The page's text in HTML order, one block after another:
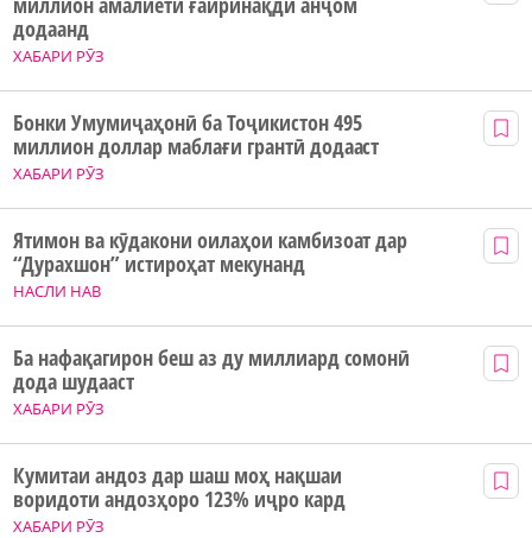
ХАБАРИ РӮЗ
додаанд
ХАБАРИ РӮЗ
Бонки Умумиҷаҳонӣ ба Тоҷикистон 495
миллион доллар маблағи грантӣ додааст
НАСЛИ НАВ
Ятимон ва кӯдакони оилаҳои камбизоат дар
“Дурахшон” истироҳат мекунанд
ХАБАРИ РӮЗ
Ба нафақагирон беш аз ду миллиард сомонӣ
дода шудааст
ХАБАРИ РӮЗ
Кумитаи андоз дар шаш моҳ нақшаи
воридоти андозҳоро 123% иҷро кард